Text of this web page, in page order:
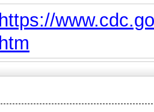
https://
htm